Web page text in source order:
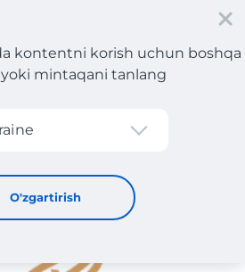
kontentni korish uchun boshqa
mintaqani tanlang
O'zgartirish